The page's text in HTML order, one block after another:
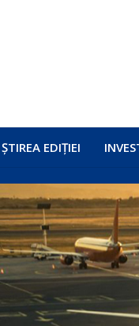
ȘTIREA EDIȚIEI